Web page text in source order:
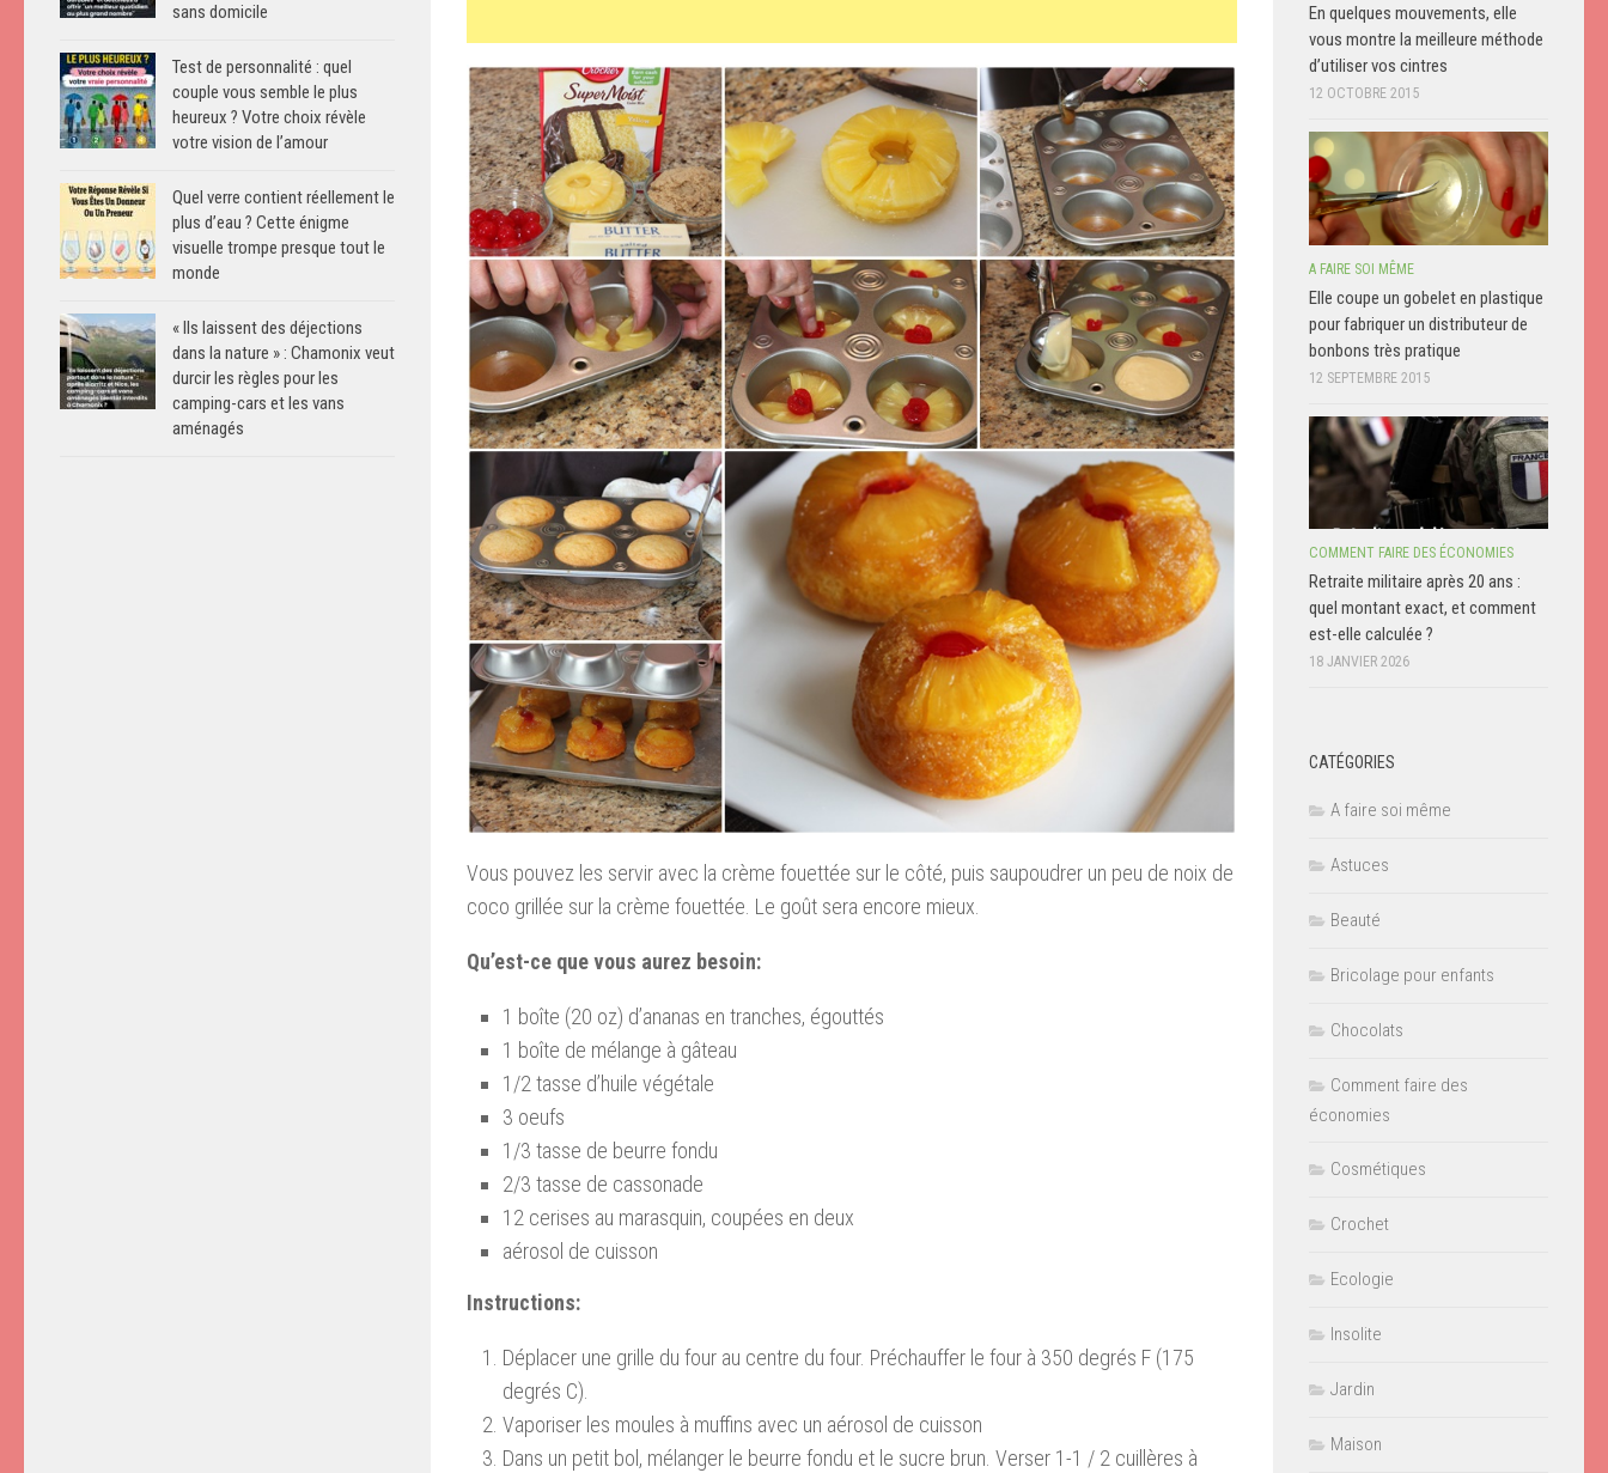
Vous pouvez les servir avec la crème fouettée sur le côté, puis saupoudrer un peu de noix de
coco grillée sur la crème fouettée. Le goût sera encore mieux.
Qu’est-ce que vous aurez besoin:
1 boîte (20 oz) d’ananas en tranches, égouttés
1 boîte de mélange à gâteau
1/2 tasse d’huile végétale
3 oeufs
1/3 tasse de beurre fondu
2/3 tasse de cassonade
12 cerises au marasquin, coupées en deux
aérosol de cuisson
Instructions:
Déplacer une grille du four au centre du four. Préchauffer le four à 350 degrés F (175
degrés C).
Vaporiser les moules à muffins avec un aérosol de cuisson
Dans un petit bol, mélanger le beurre fondu et le sucre brun. Verser 1-1 / 2 cuillères à
sans domicile
Test de personnalité : quel
couple vous semble le plus
heureux ? Votre choix révèle
votre vision de l’amour
Quel verre contient réellement le
plus d’eau ? Cette énigme
visuelle trompe presque tout le
monde
« Ils laissent des déjections
dans la nature » : Chamonix veut
durcir les règles pour les
camping-cars et les vans
aménagés
En quelques mouvements, elle
vous montre la meilleure méthode
d’utiliser vos cintres
12 OCTOBRE 2015
A FAIRE SOI MÊME
Elle coupe un gobelet en plastique
pour fabriquer un distributeur de
bonbons très pratique
12 SEPTEMBRE 2015
COMMENT FAIRE DES ÉCONOMIES
Retraite militaire après 20 ans :
quel montant exact, et comment
est-elle calculée ?
18 JANVIER 2026
CATÉGORIES
A faire soi même
Astuces
Beauté
Bricolage pour enfants
Chocolats
Comment faire des
économies
Cosmétiques
Crochet
Ecologie
Insolite
Jardin
Maison